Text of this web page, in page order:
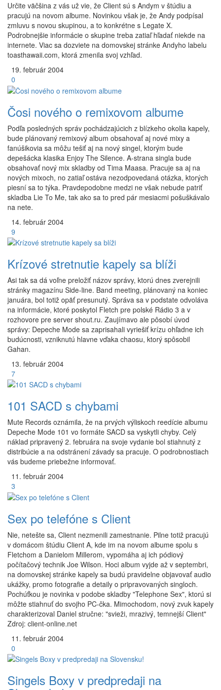
Určite väčšina z vás už vie, že Client sú s Andym v štúdiu a
pracujú na novom albume. Novinkou však je, že Andy podpísal
zmluvu s novou skupinou, a to konkrétne s Legate X.
Podrobnejšie informácie o skupine treba zatiaľ hľadať niekde na
internete. Viac sa dozviete na domovskej stránke Andyho labelu
toasthawaii.com, ktorá zmenila svoj vzhľad.
19. február 2004
0
Čosi nového o remixovom albume
Podľa posledných správ pochádzajúcich z blízkeho okolia kapely,
bude plánovaný remixový album obsahovať aj nové mixy a
fanúšikovia sa môžu tešiť aj na nový singel, ktorým bude
depešácka klasika Enjoy The Silence. A-strana singla bude
obsahovať nový mix skladby od Tima Maasa. Pracuje sa aj na
nových mixoch, no zatiaľ ostáva nezodpovedaná otázka, ktorých
piesní sa to týka. Pravdepodobne medzi ne však nebude patriť
skladba Lie To Me, tak ako sa to pred pár mesiacmi pošuškávalo
na nete.
14. február 2004
9
Krízové stretnutie kapely sa blíži
Asi tak sa dá voľne preložiť názov správy, ktorú dnes zverejnili
stránky magazínu Side-line. Band meeting, plánovaný na koniec
januára, bol totiž opäť presunutý. Správa sa v podstate odvoláva
na informácie, ktoré poskytol Fletch pre polské Rádio 3 a v
rozhovore pre server shout.ru. Zaujímavo ale pôsobí úvod
správy: Depeche Mode sa zaprisahali vyriešiť krízu ohľadne ich
budúcnosti, vzniknutú hlavne vďaka chaosu, ktorý spôsobil
Gahan.
13. február 2004
7
101 SACD s chybami
Mute Records oznámila, že na prvých výliskoch reedície albumu
Depeche Mode 101 vo formáte SACD sa vyskytli chyby. Celý
náklad pripravený 2. februára na svoje vydanie bol stiahnutý z
distribúcie a na odstránení závady sa pracuje. O podrobnostiach
vás budeme priebežne informovať.
11. február 2004
3
Sex po telefóne s Client
Nie, netešte sa, Client nezmenili zamestnanie. Pilne totiž pracujú
v domácom štúdiu Client A, kde im na novom albume spolu s
Fletchom a Danielom Millerom, vypomáha aj ich pódiový
počítačový technik Joe Wilson. Hoci album vyjde až v septembri,
na domovskej stránke kapely sa budú pravidelne objavovať audio
ukážky, promo fotografie a detaily o pripravovaných singloch.
Pochúťkou je novinka v podobe skladby "Telephone Sex", ktorú si
môžte stiahnuť do svojho PC-čka. Mimochodom, nový zvuk kapely
charakterizoval Daniel stručne: "svieži, mrazivý, temnejší Client"
Zdroj: client-online.net
11. február 2004
0
Singels Boxy v predpredaji na